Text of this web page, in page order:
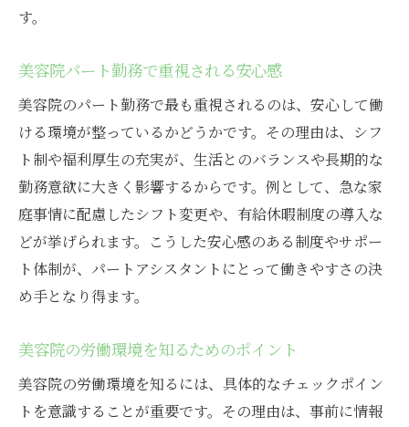
す。
美容院パート勤務で重視される安心感
美容院のパート勤務で最も重視されるのは、安心して働
ける環境が整っているかどうかです。その理由は、シフ
ト制や福利厚生の充実が、生活とのバランスや長期的な
勤務意欲に大きく影響するからです。例として、急な家
庭事情に配慮したシフト変更や、有給休暇制度の導入な
どが挙げられます。こうした安心感のある制度やサポー
ト体制が、パートアシスタントにとって働きやすさの決
め手となり得ます。
美容院の労働環境を知るためのポイント
美容院の労働環境を知るには、具体的なチェックポイン
トを意識することが重要です。その理由は、事前に情報